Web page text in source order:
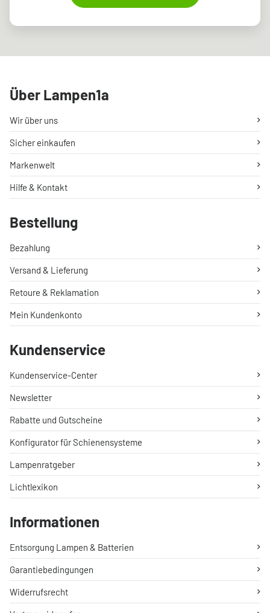
Über Lampen1a
Wir über uns
Sicher einkaufen
Markenwelt
Hilfe & Kontakt
Bestellung
Bezahlung
Versand & Lieferung
Retoure & Reklamation
Mein Kundenkonto
Kundenservice
Kundenservice-Center
Newsletter
Rabatte und Gutscheine
Konfigurator für Schienensysteme
Lampenratgeber
Lichtlexikon
Informationen
Entsorgung Lampen & Batterien
Garantiebedingungen
Widerrufsrecht